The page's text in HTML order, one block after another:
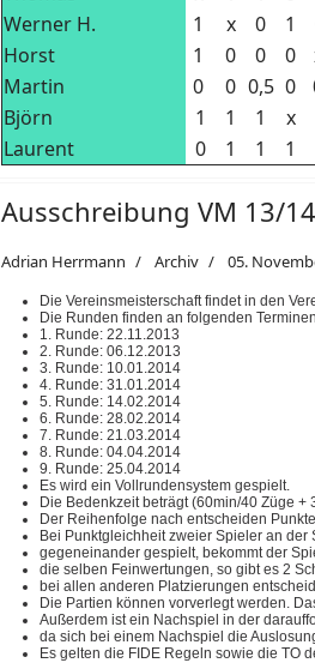
Werner H.
1 x 0 1
Horst
1 0 0 0
Martin
0 0 0,5 0
Björn
1 1 1 x
Laurent
0 1 1 1
Ausschreibung VM 13/14
Adrian Herrmann Archiv 05.
Die Vereinsmeisterschaft findet in den
Die Runden finden an folgenden
1. Runde: 22.11.2013
2. Runde: 06.12.2013
3. Runde: 10.01.2014
4. Runde: 31.01.2014
5. Runde: 14.02.2014
6. Runde: 28.02.2014
7. Runde: 21.03.2014
8. Runde: 04.04.2014
9. Runde: 25.04.2014
Es wird ein Vollrundensystem gespielt.
Die Bedenkzeit beträgt (60min/40 Züge +
Der Reihenfolge nach entscheiden
Bei Punktgleichheit zweier Spieler an
gegeneinander gespielt, bekommt der
die selben Feinwertungen, so gibt es 2
bei allen anderen Platzierungen
Die Partien können vorverlegt werden.
Außerdem ist ein Nachspiel in der
da sich bei einem Nachspiel die
Es gelten die FIDE Regeln sowie die TO